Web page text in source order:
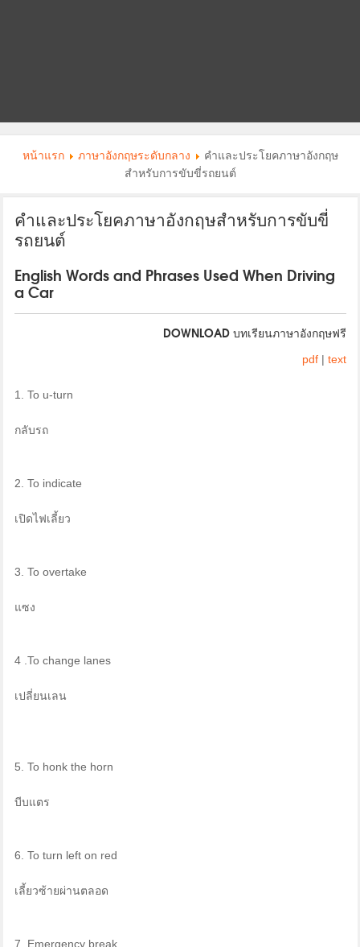
หน้าแรก ภาษาอังกฤษระดับกลาง
คำและประโยคภาษาอังกฤษ
สำหรับการขับขี่รถยนต์
คำและประโยคภาษาอังกฤษสำหรับการขับขี่
รถยนต์
English Words and Phrases Used When Driving
a Car
DOWNLOAD บทเรียนภาษาอังกฤษฟรี
pdf| text
1. To u-turn
กลับรถ
2. To indicate
เปิดไฟเลี้ยว
3. To overtake
แซง
4 .To change lanes
เปลี่ยนเลน
5. To honk the horn
บีบแตร
6. To turn left on red
เลี้ยวซ้ายผ่านตลอด
7. Emergency break